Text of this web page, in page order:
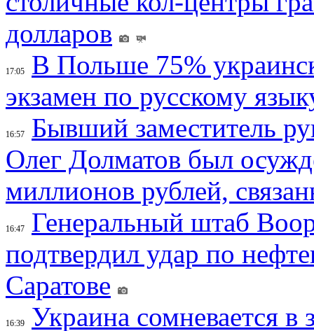
долларов
17:05
В Польше 75%
экзамен по русскому
16:57
Бывший заместитель
Олег Долматов был
миллионов рублей,
16:47
Генеральный штаб
подтвердил удар по
Саратове
16:39
Украина сомневается в